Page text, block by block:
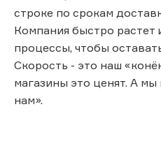
строке по срокам
Компания быстро растет
процессы, чтобы
Скорость - это наш
магазины это ценят. А
нам».